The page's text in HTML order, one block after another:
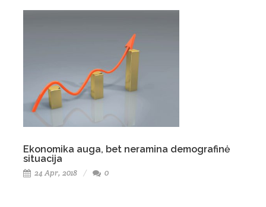
Ekonomika auga, bet neramina demografinė
situacija
24 Apr, 2018 0